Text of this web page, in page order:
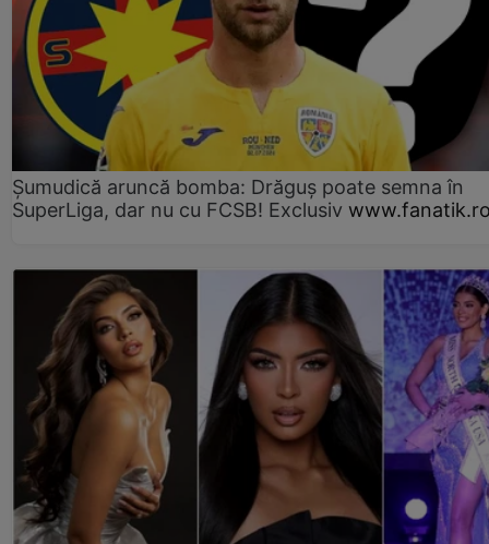
Șumudică aruncă bomba: Drăguș poate semna în
SuperLiga, dar nu cu FCSB! Exclusiv